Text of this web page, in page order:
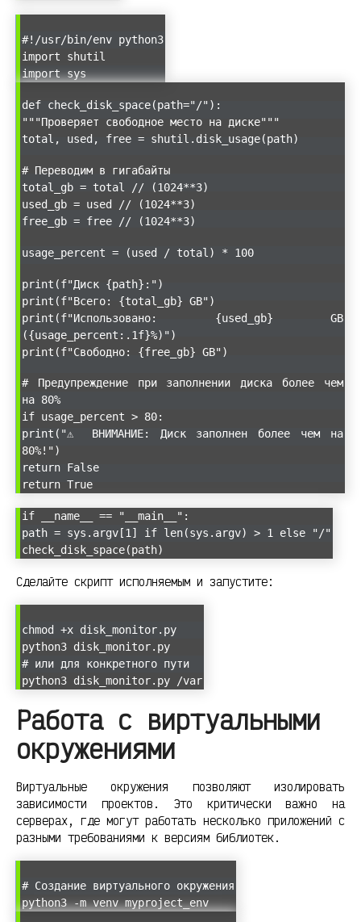
#!/usr/bin/env python3
import shutil
import sys
def check_disk_space(path="/"):
"""Проверяет свободное место на диске"""
total, used, free = shutil.disk_usage(path)
# Переводим в гигабайты
total_gb = total // (1024**3)
used_gb = used // (1024**3)
free_gb = free // (1024**3)
usage_percent = (used / total) * 100
print(f"Диск {path}:")
print(f"Всего: {total_gb} GB")
print(f"Использовано: {used_gb} GB
({usage_percent:.1f}%)")
print(f"Свободно: {free_gb} GB")
# Предупреждение при заполнении диска более чем
на 80%
if usage_percent > 80:
print("⚠️ ВНИМАНИЕ: Диск заполнен более чем на
80%!")
return False
return True
if __name__ == "__main__":
path = sys.argv[1] if len(sys.argv) > 1 else "/"
check_disk_space(path)
Сделайте скрипт исполняемым и запустите:
chmod +x disk_monitor.py
python3 disk_monitor.py
# или для конкретного пути
python3 disk_monitor.py /var
Работа с виртуальными
окружениями
Виртуальные окружения позволяют изолировать
зависимости проектов. Это критически важно на
серверах, где могут работать несколько приложений с
разными требованиями к версиям библиотек.
# Создание виртуального окружения
python3 -m venv myproject_env